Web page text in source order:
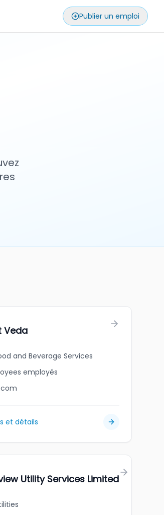
Publier un emploi
Veda
and Beverage Services
employés
et détails
Utility Services Limited